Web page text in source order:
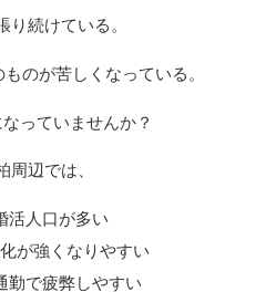
り続けている。
のが苦しくなっている。
っていませんか？
周辺では、
活人口が多い
が強くなりやすい
勤で疲弊しやすい